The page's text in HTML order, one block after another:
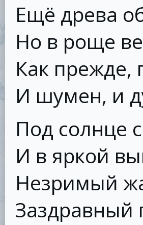
Ещё древа
Но в роще
Как прежде,
И шумен, и
Под солнце
И в яркой
Незримый
Заздравный